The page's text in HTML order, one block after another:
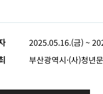
2025.05.16.(금) ~
부산광역시·(사)청년